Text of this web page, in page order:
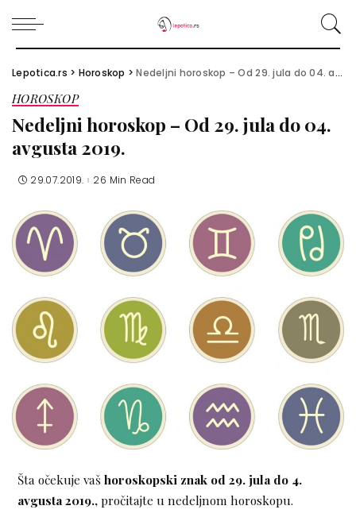
Lepotica.rs > Horoskop >Nedeljni horoskop – Od 29. jula do 04. avgusta 2019.
HOROSKOP
Nedeljni horoskop – Od 29. jula do 04.
avgusta 2019.
29.07.2019. 26 Min Read
Šta očekuje vaš horoskopski znak od 29. jula do 4.
avgusta 2019.,pročitajte u nedeljnom horoskopu.